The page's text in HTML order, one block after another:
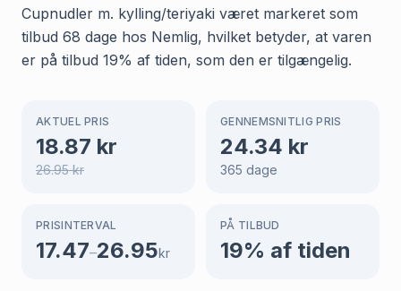
Cupnudler m. kylling/teriyaki været markeret som
tilbud 68 dage hos Nemlig, hvilket betyder, at varen
er på tilbud 19% af tiden, som den er tilgængelig.
AKTUEL PRIS
18.87 kr
26.95kr
GENNEMSNITLIG PRIS
24.34 kr
365 dage
PRISINTERVAL
17.47–26.95kr
PÅ TILBUD
19% af tiden